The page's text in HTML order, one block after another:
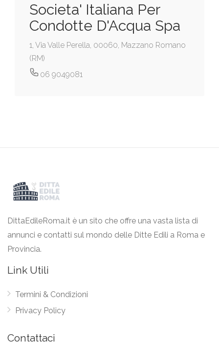
Societa' Italiana Per
Condotte D'Acqua Spa
1, Via Valle Perella, 00060, Mazzano Romano
(RM)
06 9049081
DittaEdileRoma.it è un sito che offre una vasta lista di
annunci e contatti sul mondo delle Ditte Edili a Roma e
Provincia.
Link Utili
Termini & Condizioni
Privacy Policy
Contattaci